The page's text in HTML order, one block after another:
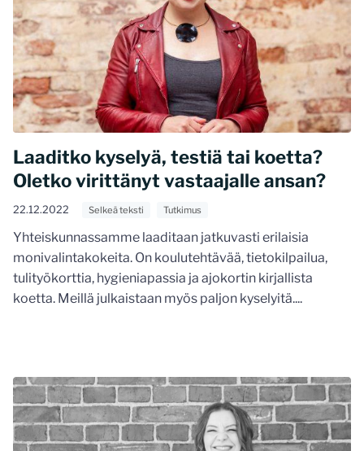
Laaditko kyselyä, testiä tai koetta?
Oletko virittänyt vastaajalle ansan?
22.12.2022 Selkeä teksti Tutkimus
Yhteiskunnassamme laaditaan jatkuvasti erilaisia
monivalintakokeita. On koulutehtävää, tietokilpailua,
tulityökorttia, hygieniapassia ja ajokortin kirjallista
koetta. Meillä julkaistaan myös paljon kyselyitä....